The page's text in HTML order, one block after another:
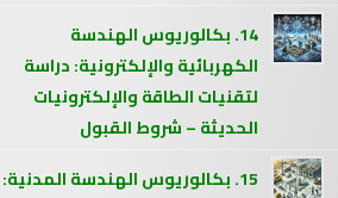
14. بكالوريوس الهندسة
الكهربائية والإلكترونية: دراسة
لتقنيات الطاقة والإلكترونيات
الحديثة – شروط القبول
15. بكالوريوس الهندسة المدنية: